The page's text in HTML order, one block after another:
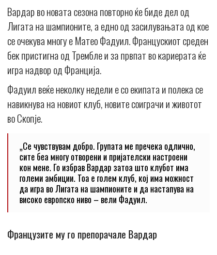
Вардар во новата сезона повторно ќе биде дел од
Лигата на шампионите, а едно од засилувањата од кое
се очекува многу е Матео Фадуил. Францускиот среден
бек пристигна од Трембле и за првпат во кариерата ќе
игра надвор од Франција.
Фадуил веќе неколку недели е со екипата и полека се
навикнува на новиот клуб, новите соиграчи и животот
во Скопје.
„Се чувствувам добро. Групата ме пречека одлично,
сите беа многу отворени и пријателски настроени
кон мене. Го избрав Вардар затоа што клубот има
големи амбиции. Тоа е голем клуб, кој има можност
да игра во Лигата на шампионите и да настапува на
високо европско ниво – вели Фадуил.
Французите му го препорачале Вардар